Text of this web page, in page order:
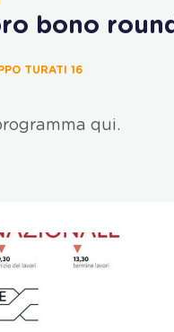
bono
TURATI 16
qui.